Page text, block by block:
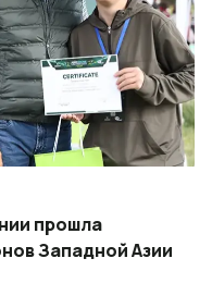
прошла
Западной Азии